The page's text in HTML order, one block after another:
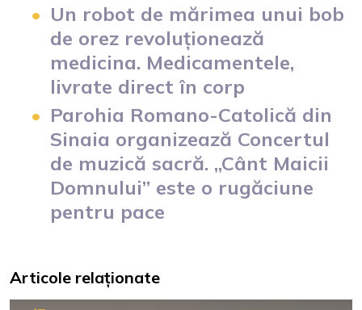
Un robot de mărimea unui bob
de orez revoluționează
medicina. Medicamentele,
livrate direct în corp
Parohia Romano-Catolică din
Sinaia organizează Concertul
de muzică sacră. „Cânt Maicii
Domnului” este o rugăciune
pentru pace
Articole relaționate